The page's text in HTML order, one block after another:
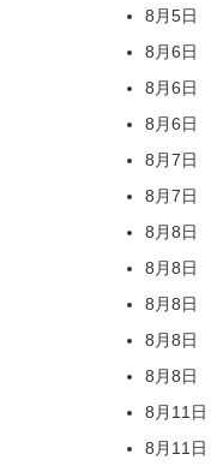
8月5日
8月6日
8月6日
8月6日
8月7日
8月7日
8月8日
8月8日
8月8日
8月8日
8月8日
8月11日
8月11日